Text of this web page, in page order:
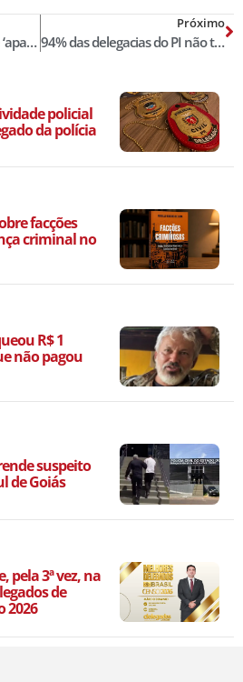
Juiz é xingado, leva soco e ‘apaga’ durante audiência em fórum
Próximo
94% das delegacias do PI não têm servidores suficientes para investigar crimes
policial
da polícia
facções
criminal no
R$ 1
não pagou
suspeito
de Goiás
pela 3ª vez, na
de
2026